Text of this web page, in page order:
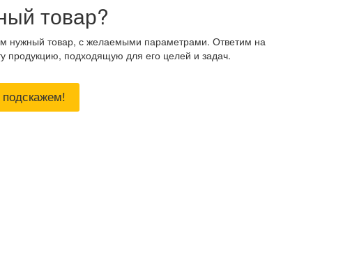
товар?
нужный товар, с желаемыми параметрами. Ответим на
продукцию, подходящую для его целей и задач.